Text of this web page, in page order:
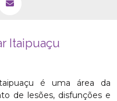
ITAIPUAÇU
Itaipuaçu
é uma área da
de lesões, disfunções e